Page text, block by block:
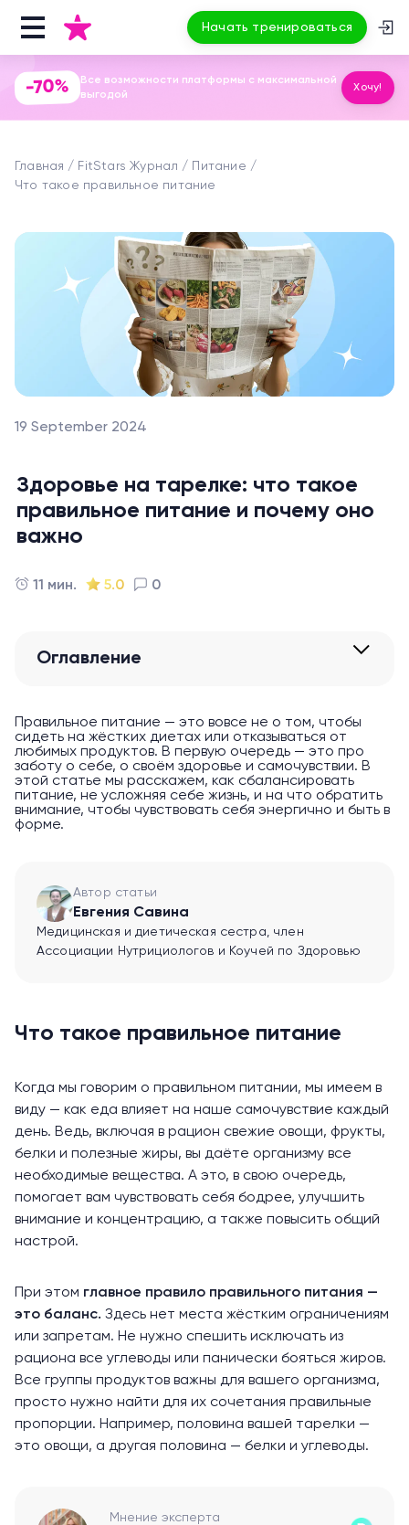
Начать тренироваться
-70%
Все возможности платформы с максимальной
выгодой
Хочу!
Главная FitStars Журнал
Питание
Что такое правильное питание
19 September 2024
Здоровье на тарелке: что такое
правильное питание и почему оно
важно
11 мин. 5.0 0
Оглавление
Правильное питание — это вовсе не о том, чтобы
сидеть на жёстких диетах или отказываться от
любимых продуктов. В первую очередь — это про
заботу о себе, о своём здоровье и самочувствии. В
этой статье мы расскажем, как сбалансировать
питание, не усложняя себе жизнь, и на что обратить
внимание, чтобы чувствовать себя энергично и быть в
форме.
Автор статьи
Евгения Савина
Медицинская и диетическая сестра, член
Ассоциации Нутрициологов и Коучей по Здоровью
Что такое правильное питание
Когда мы говорим о правильном питании, мы имеем в
виду — как еда влияет на наше самочувствие каждый
день. Ведь, включая в рацион свежие овощи, фрукты,
белки и полезные жиры, вы даёте организму все
необходимые вещества. А это, в свою очередь,
помогает вам чувствовать себя бодрее, улучшить
внимание и концентрацию, а также повысить общий
настрой.
При этом главное правило правильного питания —
это баланс. Здесь нет места жёстким ограничениям
или запретам. Не нужно спешить исключать из
рациона все углеводы или панически бояться жиров.
Все группы продуктов важны для вашего организма,
просто нужно найти для их сочетания правильные
пропорции. Например, половина вашей тарелки —
это овощи, а другая половина — белки и углеводы.
Мнение эксперта